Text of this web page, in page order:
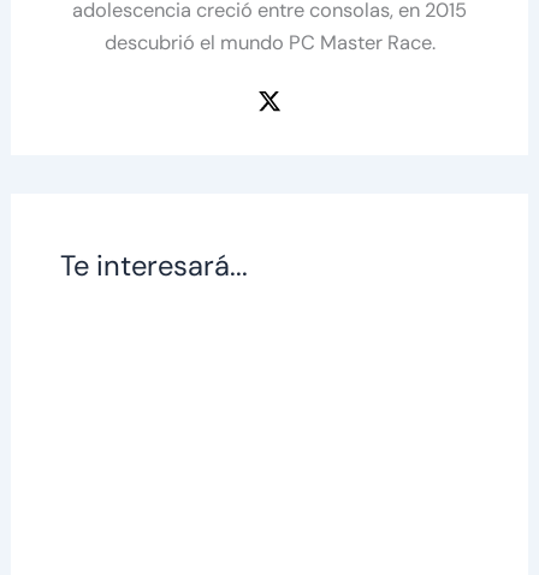
adolescencia creció entre consolas, en 2015
descubrió el mundo PC Master Race.
Te interesará...